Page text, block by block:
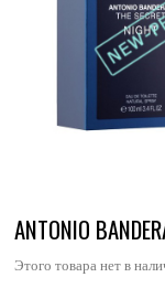
ANTONIO
Этого товара нет в